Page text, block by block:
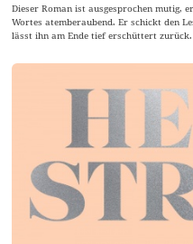
Dieser Roman ist ausgesprochen mutig,
Wortes atemberaubend. Er schickt den
lässt ihn am Ende tief erschüttert